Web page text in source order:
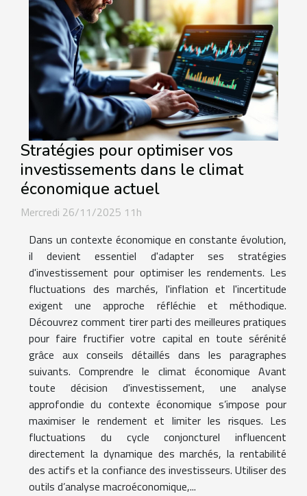
Stratégies pour optimiser vos
investissements dans le climat
économique actuel
Mercredi 26/11/2025 11h
Dans un contexte économique en constante évolution,
il devient essentiel d'adapter ses stratégies
d'investissement pour optimiser les rendements. Les
fluctuations des marchés, l'inflation et l'incertitude
exigent une approche réfléchie et méthodique.
Découvrez comment tirer parti des meilleures pratiques
pour faire fructifier votre capital en toute sérénité
grâce aux conseils détaillés dans les paragraphes
suivants. Comprendre le climat économique Avant
toute décision d'investissement, une analyse
approfondie du contexte économique s’impose pour
maximiser le rendement et limiter les risques. Les
fluctuations du cycle conjoncturel influencent
directement la dynamique des marchés, la rentabilité
des actifs et la confiance des investisseurs. Utiliser des
outils d’analyse macroéconomique,...